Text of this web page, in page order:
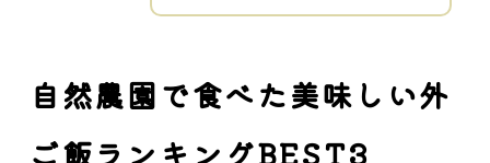
自然農園で食べた美味しい外
ご飯ランキングBEST3